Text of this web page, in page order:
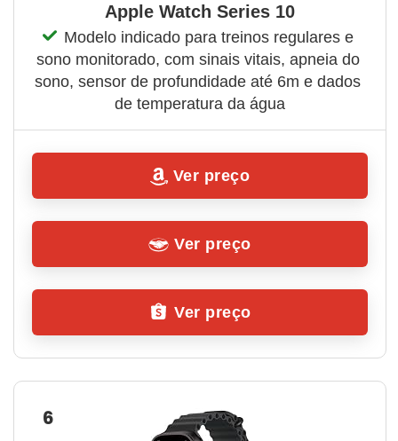
Apple Watch Series 10
Modelo indicado para treinos regulares e
sono monitorado, com sinais vitais, apneia do
sono, sensor de profundidade até 6m e dados
de temperatura da água
Ver preço
Ver preço
Ver preço
6